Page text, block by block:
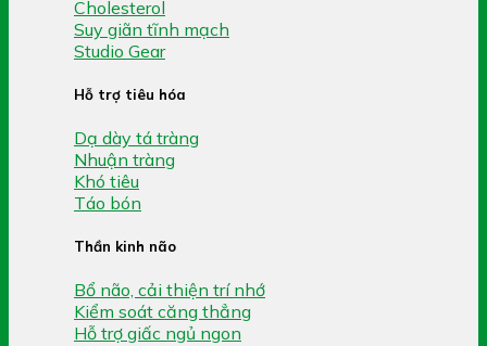
Cholesterol
Suy giãn tĩnh mạch
Studio Gear
Hỗ trợ tiêu hóa
Dạ dày tá tràng
Nhuận tràng
Khó tiêu
Táo bón
Thần kinh não
Bổ não, cải thiện trí nhớ
Kiểm soát căng thẳng
Hỗ trợ giấc ngủ ngon